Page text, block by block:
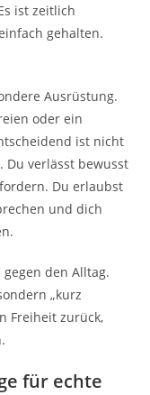
ist zeitlich
gehalten.
Ausrüstung.
oder ein
ist nicht
Du verlässt bewusst
Du erlaubst
und dich
den Alltag.
„kurz
Freiheit zurück,
für echte